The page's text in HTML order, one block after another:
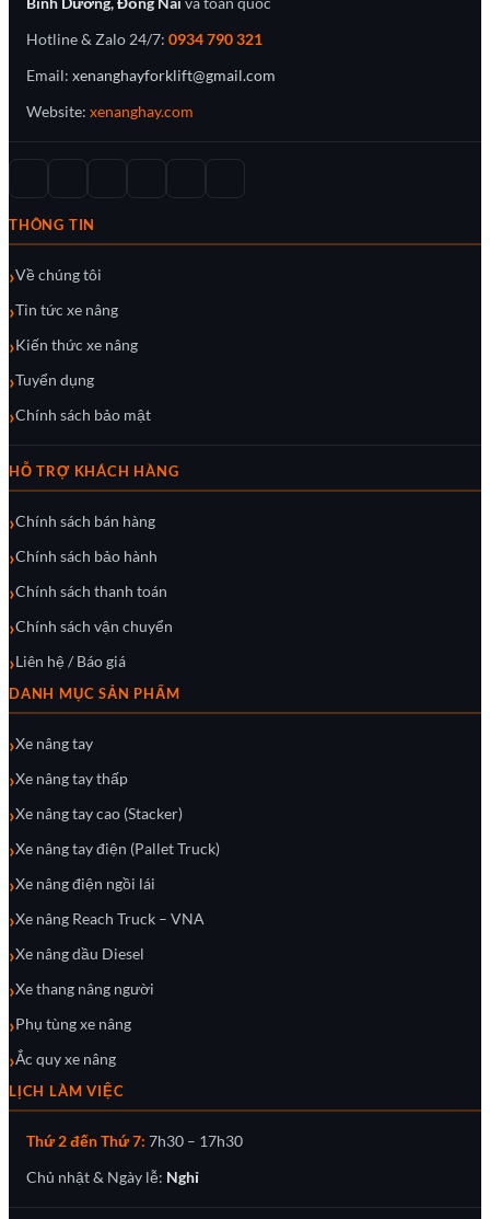
Hotline & Zalo 24/7: 0934 790 321
Email: xenanghayforklift@gmail.com
Website: xenanghay.com
THÔNG TIN
Về chúng tôi
Tin tức xe nâng
Kiến thức xe nâng
Tuyển dụng
Chính sách bảo mật
HỖ TRỢ KHÁCH HÀNG
Chính sách bán hàng
Chính sách bảo hành
Chính sách thanh toán
Chính sách vận chuyển
Liên hệ / Báo giá
DANH MỤC SẢN PHẨM
Xe nâng tay
Xe nâng tay thấp
Xe nâng tay cao (Stacker)
Xe nâng tay điện (Pallet Truck)
Xe nâng điện ngồi lái
Xe nâng Reach Truck – VNA
Xe nâng dầu Diesel
Xe thang nâng người
Phụ tùng xe nâng
Ắc quy xe nâng
LỊCH LÀM VIỆC
Thứ 2 đến Thứ 7: 7h30 – 17h30
Chủ nhật & Ngày lễ: Nghỉ